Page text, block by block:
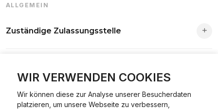
WIR VERWENDEN COOKIES
Wir können diese zur Analyse unserer Besucherdaten
platzieren, um unsere Webseite zu verbessern,
ALLGEMEIN
Zuständige Zulassungsstelle
Fast alle Vorgänge sind online machbar. Ausnahme:
Abmeldungen für Fahrzeuge mit Erstzulassung vor dem
Was ist Online Kfz-Zulassung?